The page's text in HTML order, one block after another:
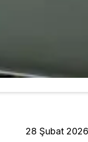
28 Şubat 2026